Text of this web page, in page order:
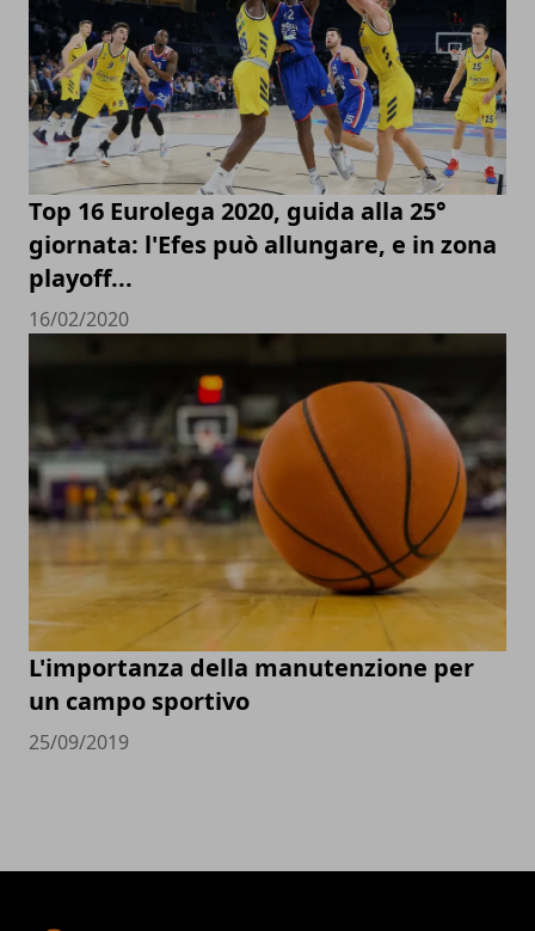
Top 16 Eurolega 2020, guida alla 25°
giornata: l'Efes può allungare, e in zona
playoff...
16/02/2020
L'importanza della manutenzione per
un campo sportivo
25/09/2019